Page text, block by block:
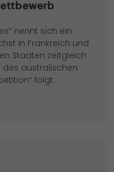
nennt sich ein
in Frankreich und
Staaten zeitgleich
australischen
folgt.